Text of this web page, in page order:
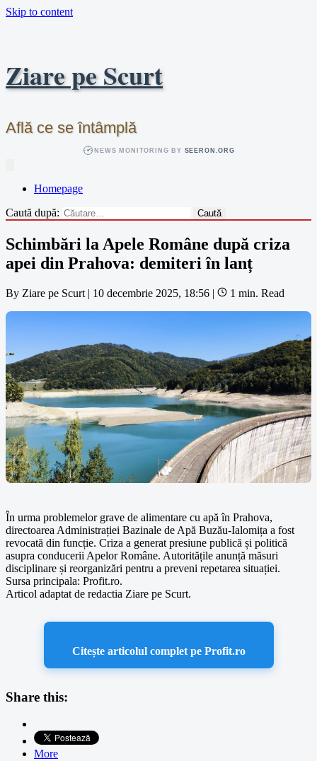
Skip to content
Ziare pe Scurt
Află ce se întâmplă
NEWS MONITORING BY SEERON.ORG
Homepage
Caută după:
Schimbări la Apele Române după criza
apei din Prahova: demiteri în lanț
By Ziare pe Scurt | 10 decembrie 2025, 18:56 | 1 min. Read
În urma problemelor grave de alimentare cu apă în Prahova,
directoarea Administrației Bazinale de Apă Buzău-Ialomița a fost
revocată din funcție. Criza a generat presiune publică și politică
asupra conducerii Apelor Române. Autoritățile anunță măsuri
disciplinare și reorganizări pentru a preveni repetarea situației.
Sursa principala: Profit.ro.
Articol adaptat de redactia Ziare pe Scurt.
Citește articolul complet pe Profit.ro
Share this:
More